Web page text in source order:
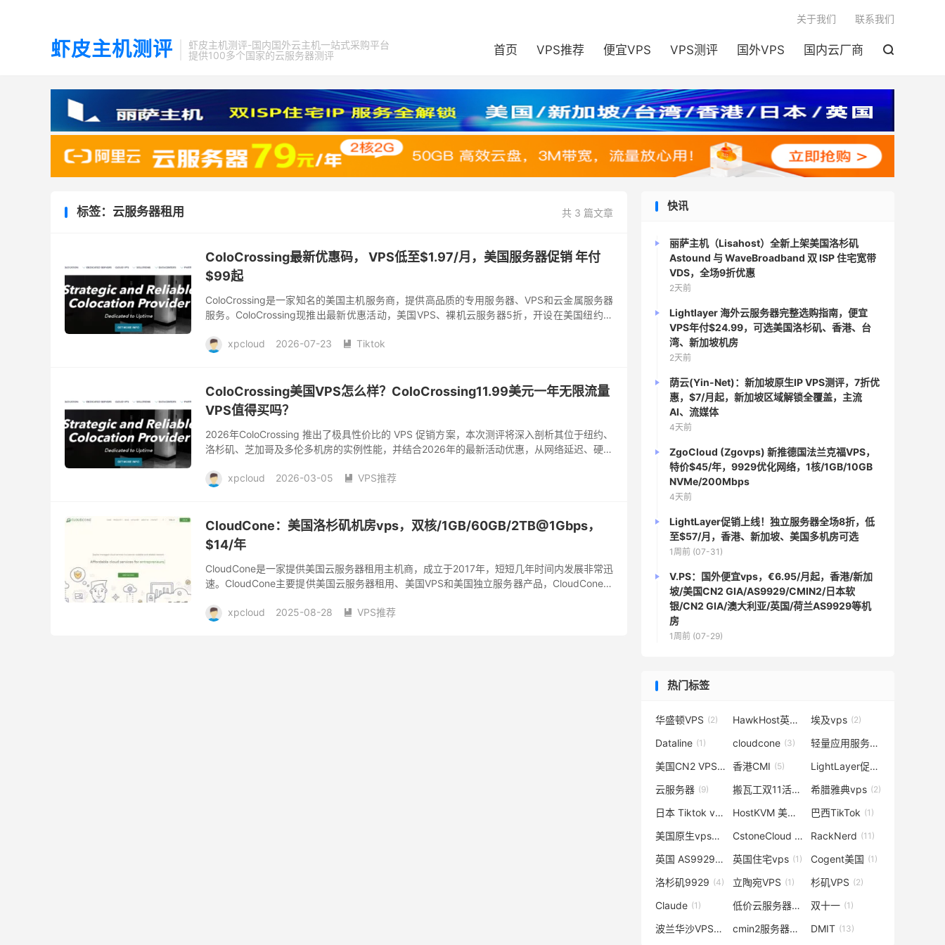
虾皮主机测评
虾皮主机测评-国内国外云主机一站式采购平台
提供100多个国家的云服务器测评
首页 VPS推荐 便宜VPS VPS测评 国外VPS 国内云厂商 
关于我们 联系我们
共 3 篇文章
标签：云服务器租用
ColoCrossing最新优惠码， VPS低至$1.97/月，美国服务器促销 年付
$99起
ColoCrossing是一家知名的美国主机服务商，提供高品质的专用服务器、VPS和云金属服务器
服务。ColoCrossing现推出最新优惠活动，美国VPS、裸机云服务器5折，开设在美国纽约机
xpcloud
2026-07-23  Tiktok
ColoCrossing美国VPS怎么样？ColoCrossing11.99美元一年无限流量
VPS值得买吗？
2026年ColoCrossing 推出了极具性价比的 VPS 促销方案，本次测评将深入剖析其位于纽约、
洛杉矶、芝加哥及多伦多机房的实例性能，并结合2026年的最新活动优惠，从网络延迟、硬件
xpcloud
2026-03-05  VPS推荐
CloudCone：美国洛杉矶机房vps，双核/1GB/60GB/2TB@1Gbps，
$14/年
CloudCone是一家提供美国云服务器租用主机商，成立于2017年，短短几年时间内发展非常迅
速。CloudCone主要提供美国云服务器租用、美国VPS和美国独立服务器产品，CloudCone美
xpcloud
2025-08-28  VPS推荐
快讯
丽萨主机（Lisahost）全新上架美国洛杉矶
Astound 与 WaveBroadband 双 ISP 住宅宽带
VDS，全场9折优惠
2天前
Lightlayer 海外云服务器完整选购指南，便宜
VPS年付$24.99，可选美国洛杉矶、香港、台
湾、新加坡机房
2天前
荫云(Yin-Net)：新加坡原生IP VPS测评，7折优
惠，$7/月起，新加坡区域解锁全覆盖，主流
AI、流媒体
4天前
ZgoCloud (Zgovps) 新推德国法兰克福VPS，
特价$45/年，9929优化网络，1核/1GB/10GB
NVMe/200Mbps
4天前
LightLayer促销上线！独立服务器全场8折，低
至$57/月，香港、新加坡、美国多机房可选
1周前 (07-31)
V.PS：国外便宜vps，€6.95/月起，香港/新加
坡/美国CN2 GIA/AS9929/CMIN2/日本软
银/CN2 GIA/澳大利亚/英国/荷兰AS9929等机
房
1周前 (07-29)
热门标签
华盛顿VPS (2) HawkHost英国主机 (2)
埃及vps (2)
Dataline (1) cloudcone (3) 轻量应用服务器
美国CN2 VPS
(1) 香港CMI (5) LightLayer促销
云服务器 (9) 搬瓦工双11活动 (1)
希腊雅典vps (2)
日本 Tiktok vps (1) HostKVM 美国vps (1)
巴西TikTok (1)
美国原生vps服务器 (4) CstoneCloud 618 (1)
RackNerd (11)
英国 AS9929
(1) 英国住宅vps (1) Cogent美国 (1)
洛杉矶9929 (4) 立陶宛VPS (1) 杉矶VPS (2)
Claude (1) 低价云服务器
(1) 双十一 (1)
波兰华沙VPS
(2) cmin2服务器(2) DMIT (13)